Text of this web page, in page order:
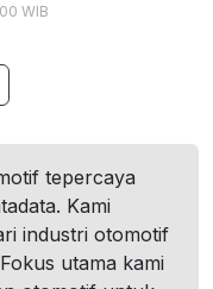
WIB
tepercaya
Kami
industri otomotif
utama kami